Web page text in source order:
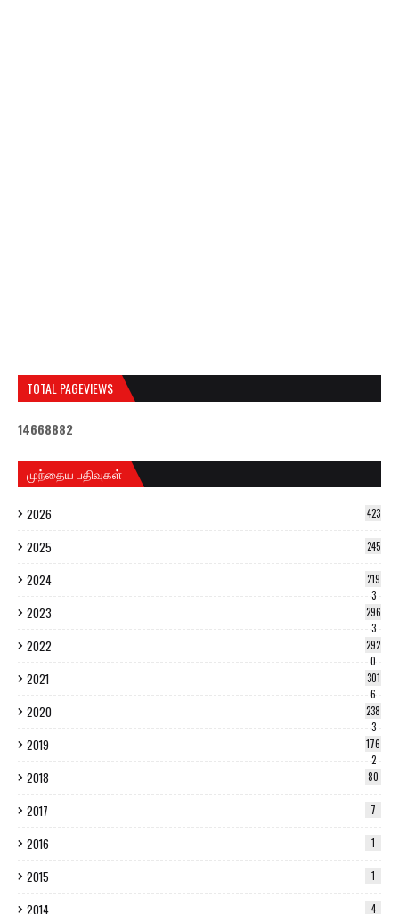
TOTAL PAGEVIEWS
14668882
முந்தைய பதிவுகள்
2026 423
2025 245
2024
219
3
2023
296
3
2022
292
0
2021
301
6
2020
238
3
2019
176
2
2018 80
2017 7
2016 1
2015 1
2014 4